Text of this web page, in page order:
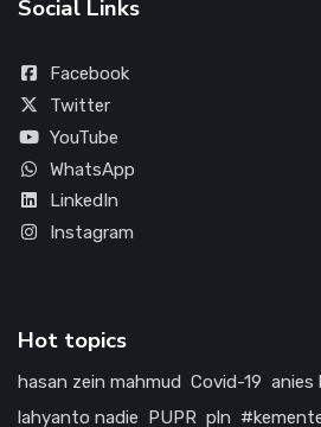
Social Links
Facebook
Twitter
YouTube
WhatsApp
LinkedIn
Instagram
Hot topics
hasan zein mahmud Covid-19 anies
lahyanto nadie PUPR pln